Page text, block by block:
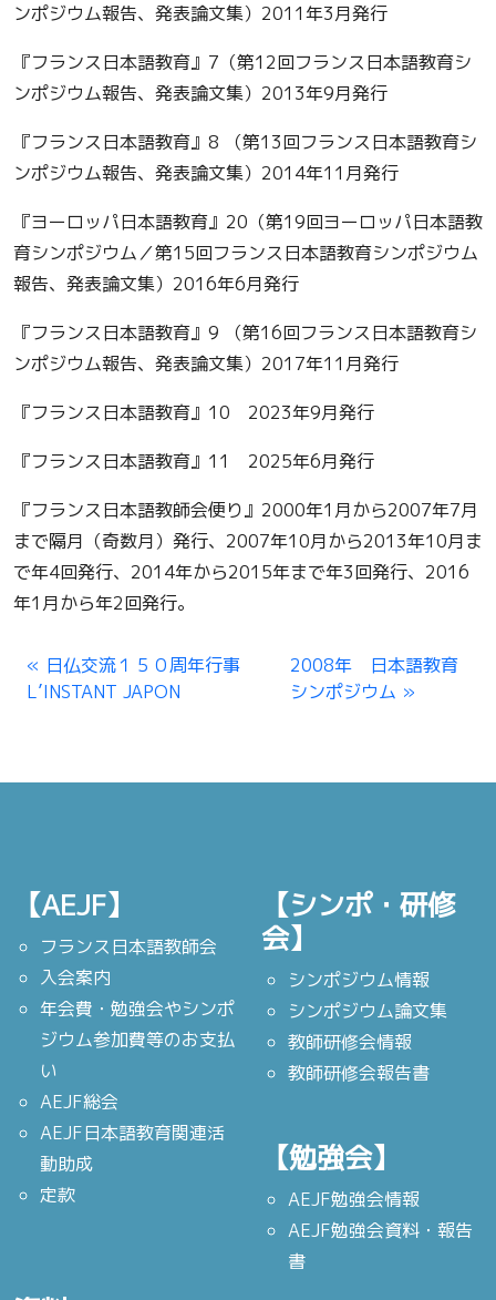
ンポジウム報告、発表論文集）2011年3月発行
『フランス日本語教育』7（第12回フランス日本語教育シ
ンポジウム報告、発表論文集）2013年9月発行
『フランス日本語教育』8 （第13回フランス日本語教育シ
ンポジウム報告、発表論文集）2014年11月発行
『ヨーロッパ日本語教育』20（第19回ヨーロッパ日本語教
育シンポジウム／第15回フランス日本語教育シンポジウム
報告、発表論文集）2016年6月発行
『フランス日本語教育』9 （第16回フランス日本語教育シ
ンポジウム報告、発表論文集）2017年11月発行
『フランス日本語教育』10 2023年9月発行
『フランス日本語教育』11 2025年6月発行
『フランス日本語教師会便り』2000年1月から2007年7月
まで隔月（奇数月）発行、2007年10月から2013年10月ま
で年4回発行、2014年から2015年まで年3回発行、2016
年1月から年2回発行。
日仏交流１５０周年行事
L’INSTANT JAPON
2008年 日本語教育
シンポジウム
【AEJF】
フランス日本語教師会
入会案内
年会費・勉強会やシンポ
ジウム参加費等のお支払
い
AEJF総会
AEJF日本語教育関連活
動助成
定款
【シンポ・研修
会】
シンポジウム情報
シンポジウム論文集
教師研修会情報
教師研修会報告書
【勉強会】
AEJF勉強会情報
AEJF勉強会資料・報告
書